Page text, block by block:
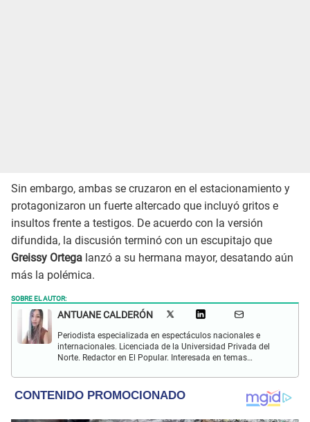
Sin embargo, ambas se cruzaron en el estacionamiento y
protagonizaron un fuerte altercado que incluyó gritos e
insultos frente a testigos. De acuerdo con la versión
difundida, la discusión terminó con un escupitajo que
Greissy Ortega lanzó a su hermana mayor, desatando aún
más la polémica.
SOBRE EL AUTOR:
ANTUANE CALDERÓN
Periodista especializada en espectáculos nacionales e
internacionales. Licenciada de la Universidad Privada del
Norte. Redactor en El Popular. Interesada en temas
y televisión.